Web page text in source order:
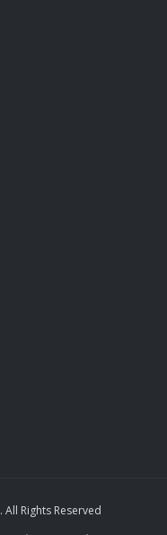
. All Rights Reserved